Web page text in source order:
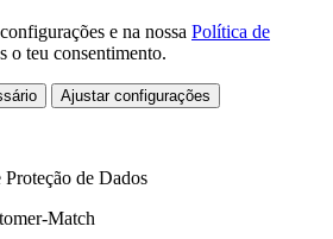
e na nossa Política de
o teu consentimento.
Ajustar configurações
de Dados
Match